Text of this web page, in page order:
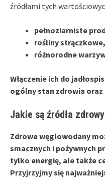
źródłami tych
pełnoziarniste
rośliny strączkowe,
różnorodne
Włączenie ich do
ogólny stan zdrowia
Jakie są źródła
Zdrowe węglowodany
smacznych i pożywnych
tylko energię, ale także
Przyjrzyjmy się